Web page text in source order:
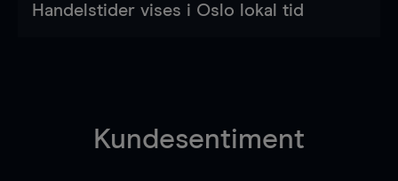
Handelstider vises i Oslo lokal tid
Kundesentiment